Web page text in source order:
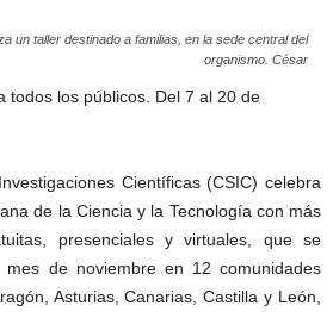
un taller destinado a familias, en la sede central del
organismo. César
todos los públicos. Del 7 al 20 de
Científicas (CSIC) celebra
de la Ciencia y la Tecnología con más
presenciales y virtuales, que se
de noviembre en 12 comunidades
Asturias, Canarias, Castilla y León,